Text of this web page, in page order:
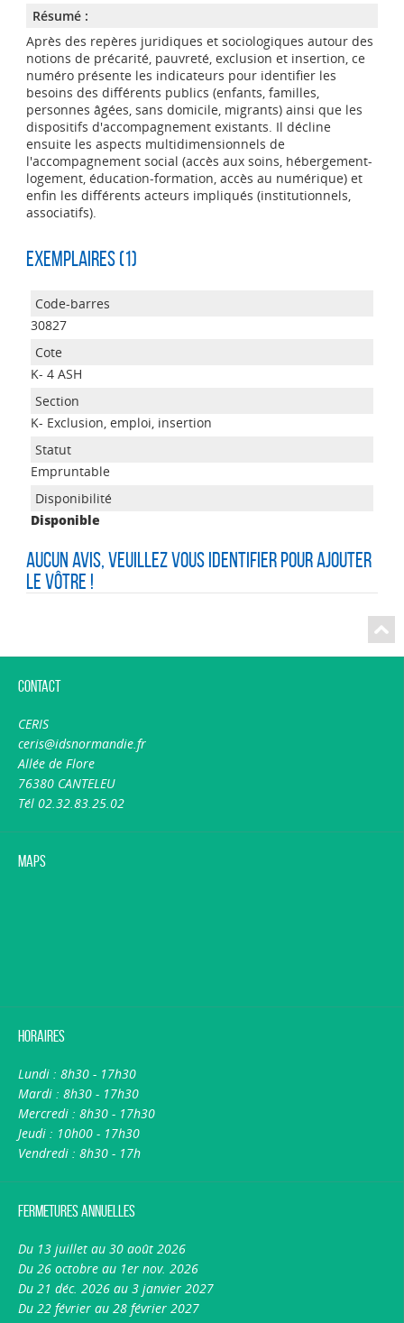
Résumé :
Après des repères juridiques et sociologiques autour des
notions de précarité, pauvreté, exclusion et insertion, ce
numéro présente les indicateurs pour identifier les
besoins des différents publics (enfants, familles,
personnes âgées, sans domicile, migrants) ainsi que les
dispositifs d'accompagnement existants. Il décline
ensuite les aspects multidimensionnels de
l'accompagnement social (accès aux soins, hébergement-
logement, éducation-formation, accès au numérique) et
enfin les différents acteurs impliqués (institutionnels,
associatifs).
Exemplaires (1)
30827
K- 4 ASH
K- Exclusion, emploi, insertion
Empruntable
Disponible
Aucun avis, veuillez vous identifier pour ajouter
le vôtre !
Contact
CERIS
ceris@idsnormandie.fr
Allée de Flore
76380 CANTELEU
Tél 02.32.83.25.02
Maps
Horaires
Lundi : 8h30 - 17h30
Mardi : 8h30 - 17h30
Mercredi : 8h30 - 17h30
Jeudi : 10h00 - 17h30
Vendredi : 8h30 - 17h
Fermetures annuelles
Du 13 juillet au 30 août 2026
Du 26 octobre au 1er nov. 2026
Du 21 déc. 2026 au 3 janvier 2027
Du 22 février au 28 février 2027